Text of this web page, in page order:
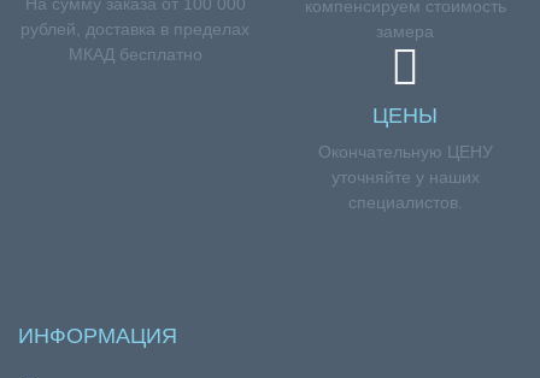
рублей, доставка в пределах
МКАД бесплатно
компенсируем стоимость
замера
ЦЕНЫ
Окончательную ЦЕНУ
уточняйте у наших
специалистов.
ИНФОРМАЦИЯ